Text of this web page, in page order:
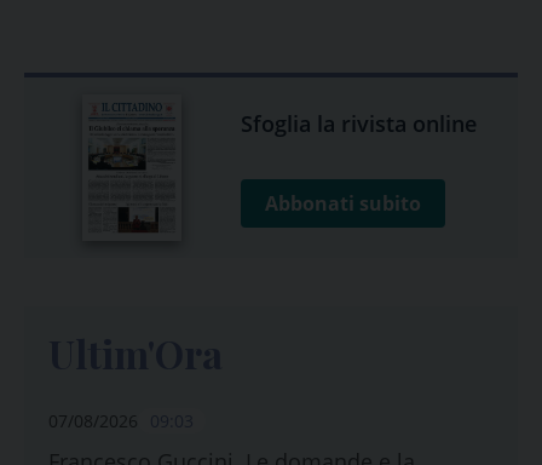
Sfoglia la rivista online
Abbonati subito
07/08/2026